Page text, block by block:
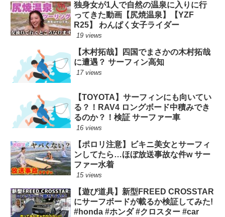
独身女が1人で自然の温泉に入りに行
ってきた動画【尻焼温泉】【YZF
R25】 わんぱく女子ライダー
19 views
【木村拓哉】四国でまさかの木村拓哉
に遭遇？ サーフィン高知
17 views
【TOYOTA】サーフィンにも向いてい
る？！RAV4 ロングボード中積みでき
るのか？！検証 サーファー車
16 views
【ポロリ注意】ビキニ美女とサーフィ
ンしてたら…ほぼ放送事故な件w サー
ファー水着
15 views
【遊び道具】新型FREED CROSSTAR
にサーフボードが載るか検証してみた!
#honda #ホンダ #クロスター #car